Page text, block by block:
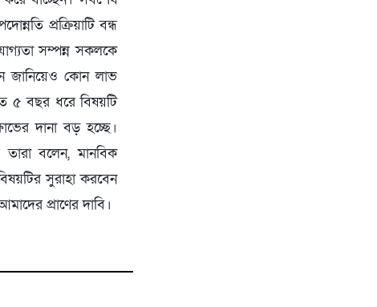
প্রক্রিয়াটি বন্ধ
সম্পন্ন সকলকে
জানিয়েও কোন লাভ
৫ বছর ধরে বিষয়টি
দানা বড় হচ্ছে।
তারা বলেন, মানবিক
সুরাহা করবেন
প্রাণের দাবি।